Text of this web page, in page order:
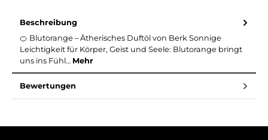
Beschreibung
🍊 Blutorange – Ätherisches Duftöl von Berk Sonnige
Leichtigkeit für Körper, Geist und Seele: Blutorange bringt
uns ins Fühl… Mehr
Bewertungen